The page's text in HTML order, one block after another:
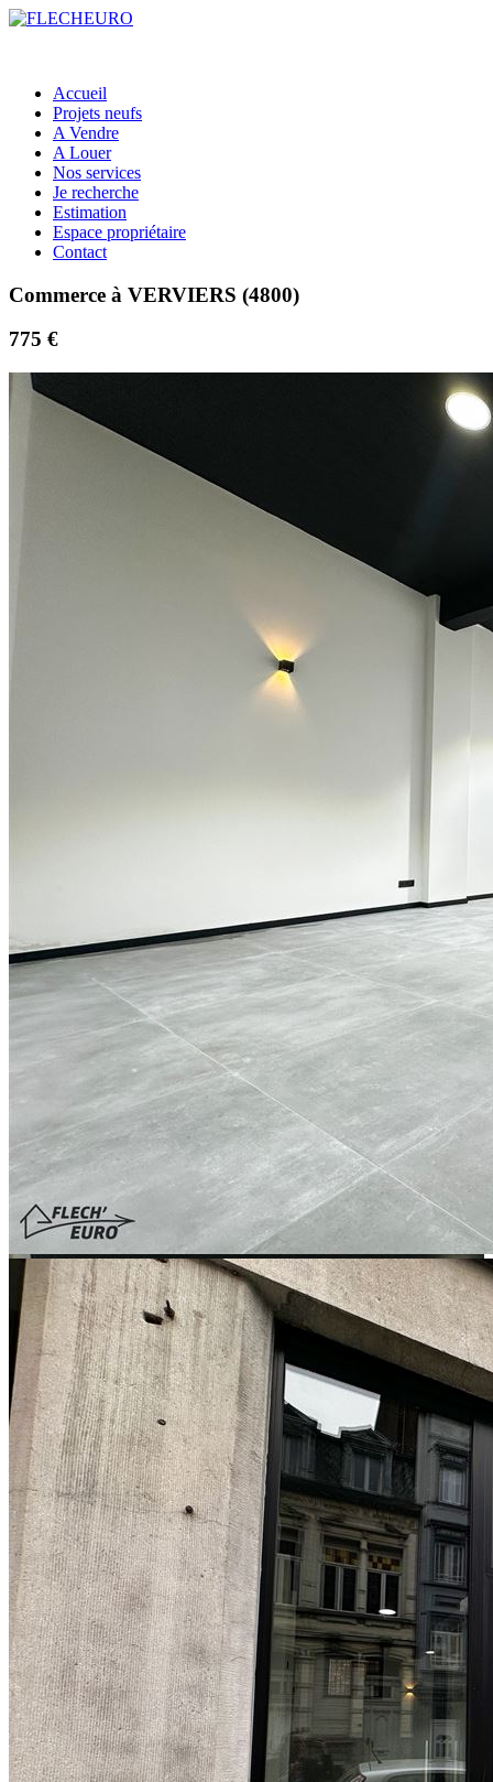
Accueil
Projets neufs
A Vendre
A Louer
Nos services
Je recherche
Estimation
Espace propriétaire
Contact
Commerce à VERVIERS (4800)
775 €